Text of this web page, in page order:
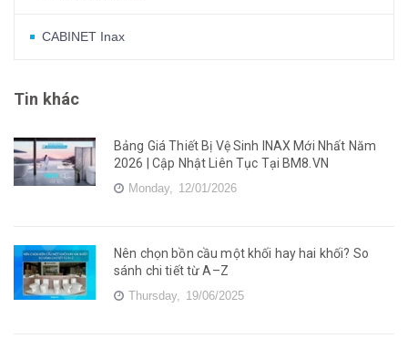
CABINET Inax
Tin khác
Bảng Giá Thiết Bị Vệ Sinh INAX Mới Nhất Năm
2026 | Cập Nhật Liên Tục Tại BM8.VN
Monday, 12/01/2026
Nên chọn bồn cầu một khối hay hai khối? So
sánh chi tiết từ A–Z
Thursday, 19/06/2025